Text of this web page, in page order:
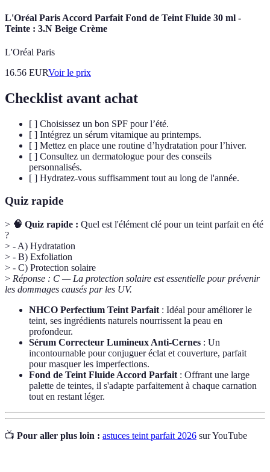
L'Oréal Paris Accord Parfait Fond de Teint Fluide 30 ml -
Teinte : 3.N Beige Crème
L'Oréal Paris
16.56 EURVoir le prix
Checklist avant achat
[ ] Choisissez un bon SPF pour l’été.
[ ] Intégrez un sérum vitamique au printemps.
[ ] Mettez en place une routine d’hydratation pour l’hiver.
[ ] Consultez un dermatologue pour des conseils
personnalisés.
[ ] Hydratez-vous suffisamment tout au long de l'année.
Quiz rapide
> 🧠 Quiz rapide : Quel est l'élément clé pour un teint parfait en été
?
> - A) Hydratation
> - B) Exfoliation
> - C) Protection solaire
> Réponse : C — La protection solaire est essentielle pour prévenir
les dommages causés par les UV.
NHCO Perfectium Teint Parfait : Idéal pour améliorer le
teint, ses ingrédients naturels nourrissent la peau en
profondeur.
Sérum Correcteur Lumineux Anti-Cernes : Un
incontournable pour conjuguer éclat et couverture, parfait
pour masquer les imperfections.
Fond de Teint Fluide Accord Parfait : Offrant une large
palette de teintes, il s'adapte parfaitement à chaque carnation
tout en restant léger.
📺 Pour aller plus loin : astuces teint parfait 2026 sur YouTube